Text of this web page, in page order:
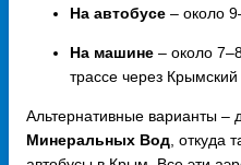
На автобусе – около
На машине – около
трассе через Крымский
Альтернативные варианты –
Минеральных Вод , откуда